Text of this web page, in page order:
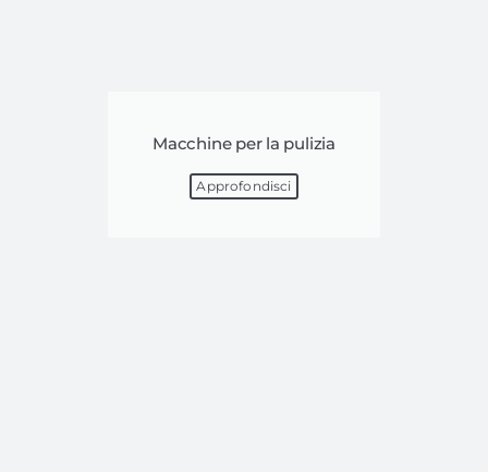
Macchine per la pulizia
Approfondisci